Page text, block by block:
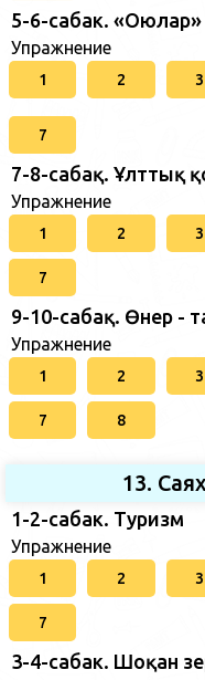
5-6-сабак. «Оюлар»
Упражнение
1 2 3
7
7-8-сабақ. Ұлттық
Упражнение
1 2 3
7
9-10-сабақ. Өнер -
Упражнение
1 2 3
7 8
13.
1-2-сабак. Туризм
Упражнение
1 2 3
7
3-4-сабак. Шоқан